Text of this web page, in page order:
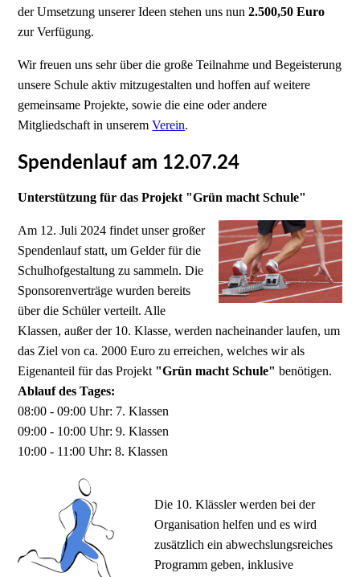
der Umsetzung unserer Ideen stehen uns nun2.500,50 Euro
zur Verfügung.
Wir freuen uns sehr über die große Teilnahme und Begeisterung
unsere Schule aktiv mitzugestalten und hoffen auf weitere
gemeinsame Projekte, sowie die eine oder andere
Mitgliedschaft in unseremVerein.
Spendenlauf am 12.07.24
Unterstützung für das Projekt "Grün macht Schule"
Am 12. Juli 2024 findet unser großer
Spendenlauf statt, um Gelder für die
Schulhofgestaltung zu sammeln. Die
Sponsorenverträge wurden bereits
über die Schüler verteilt. Alle
Klassen, außer der 10. Klasse, werden nacheinander laufen, um
das Ziel von ca. 2000 Euro zu erreichen, welches wir als
Eigenanteil für das Projekt "Grün macht Schule" benötigen.
Ablauf des Tages:
08:00 - 09:00 Uhr: 7. Klassen
09:00 - 10:00 Uhr: 9. Klassen
10:00 - 11:00 Uhr: 8. Klassen
Die 10. Klässler werden bei der
Organisation helfen und es wird
zusätzlich ein abwechslungsreiches
Programm geben, inklusive